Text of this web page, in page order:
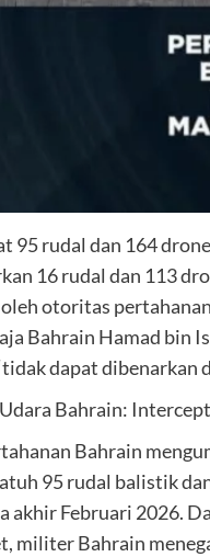
95 rudal dan 164
16 rudal dan 113
otoritas
Bahrain Hamad bin
dapat dibenarkan
Bahrain:
Bahrain
95 rudal balistik
akhir Februari 2026.
militer Bahrain